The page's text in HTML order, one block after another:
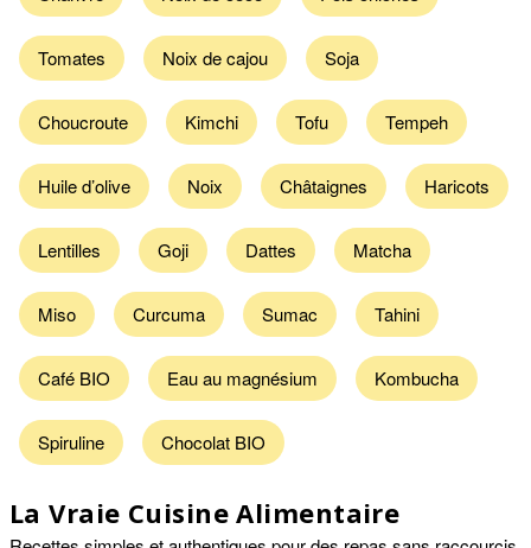
Tomates Noix de cajou Soja
Choucroute Kimchi Tofu Tempeh
Huile d’olive Noix Châtaignes Haricots
Lentilles Goji Dattes Matcha
Miso Curcuma Sumac Tahini
Café BIO Eau au magnésium Kombucha
Spiruline Chocolat BIO
La Vraie Cuisine Alimentaire